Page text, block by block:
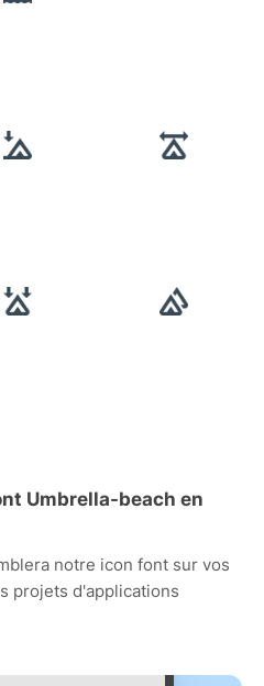
Umbrella-beach en
notre icon font sur vos
projets d'applications